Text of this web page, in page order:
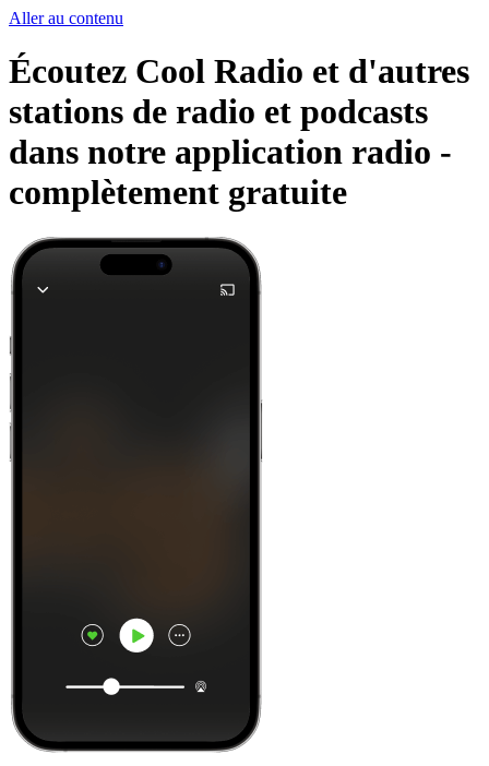
Aller au contenu
Écoutez Cool Radio et d'autres
stations de radio et podcasts
dans notre application radio -
complètement gratuite